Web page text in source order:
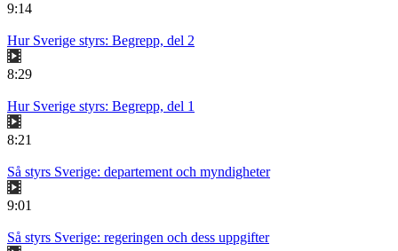
9:14
Hur Sverige styrs: Begrepp, del 2
8:29
Hur Sverige styrs: Begrepp, del 1
8:21
Så styrs Sverige: departement och myndigheter
9:01
Så styrs Sverige: regeringen och dess uppgifter